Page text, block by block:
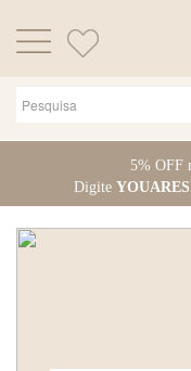
Pular para o conteúdo
5% OFF
Digite